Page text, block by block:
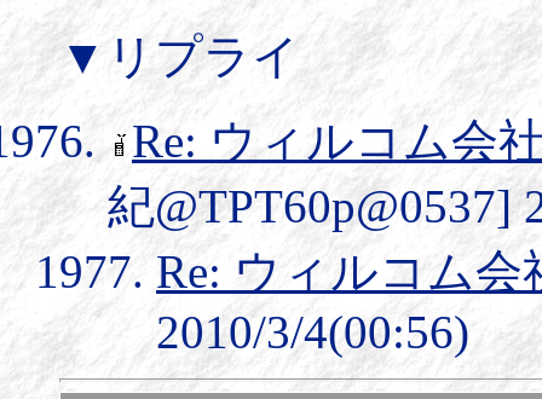
▼リプライ
Re: ウィルコム会
紀@TPT60p@0537]
Re: ウィルコム
2010/3/4(00:56)